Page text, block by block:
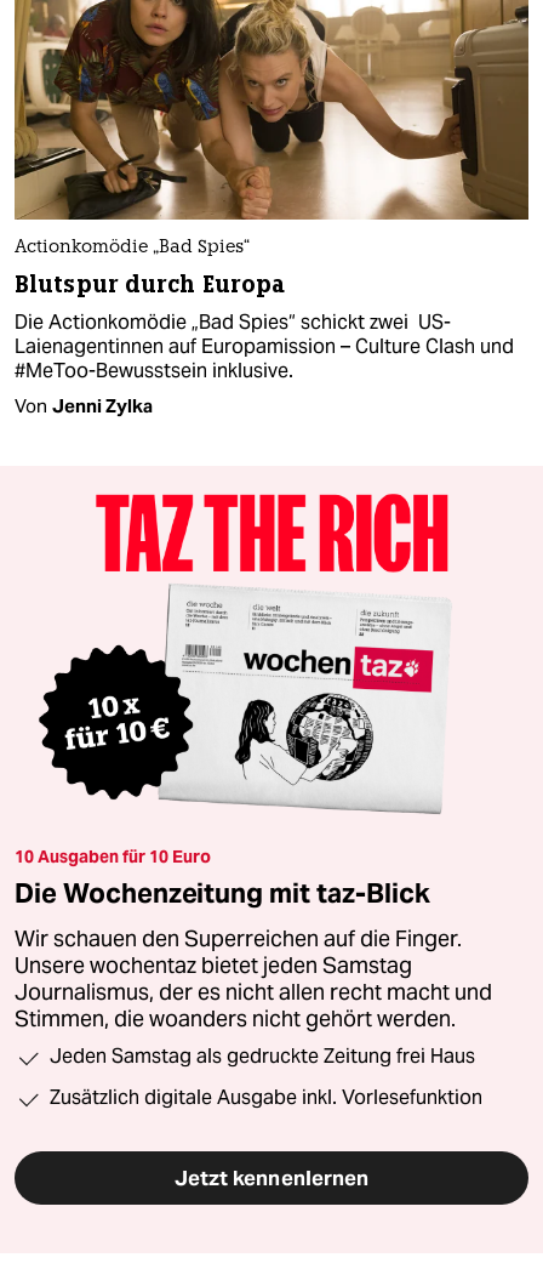
Actionkomödie „Bad Spies“
Blutspur durch Europa
Die Actionkomödie „Bad Spies“ schickt zwei ­ US-
Laienagentinnen auf Europamission – Culture Clash und
#MeToo-Bewusstsein inklusive.
Von Jenni Zylka
10 Ausgaben für 10 Euro
Die Wochenzeitung mit taz-Blick
Wir schauen den Superreichen auf die Finger.
Unsere wochentaz bietet jeden Samstag
Journalismus, der es nicht allen recht macht und
Stimmen, die woanders nicht gehört werden.
Jeden Samstag als gedruckte Zeitung frei Haus
Zusätzlich digitale Ausgabe inkl. Vorlesefunktion
Jetzt kennenlernen